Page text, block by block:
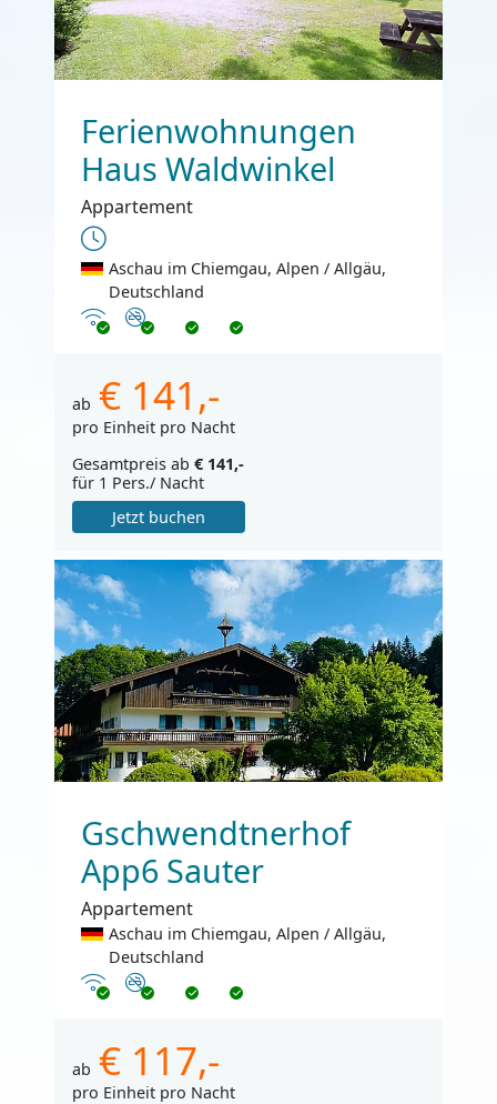
Ferienwohnungen
Haus Waldwinkel
Appartement
Aschau im Chiemgau, Alpen / Allgäu,
Deutschland
InternetNichtraucher
ab € 141,-
pro Einheit pro Nacht
Gesamtpreis ab € 141,-
für 1 Pers./ Nacht
Jetzt buchen
Gschwendtnerhof
App6 Sauter
Appartement
Aschau im Chiemgau, Alpen / Allgäu,
Deutschland
InternetNichtraucher
ab € 117,-
pro Einheit pro Nacht